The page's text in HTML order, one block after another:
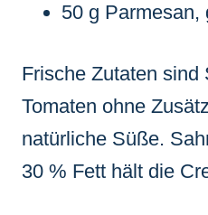
50 g Parmesan,
Frische Zutaten
Tomaten ohne
natürliche Süße.
30 % Fett hält die